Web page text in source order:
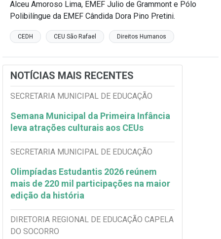
Alceu Amoroso Lima, EMEF Julio de Grammont e Pólo
Polibilíngue da EMEF Cândida Dora Pino Pretini.
CEDH CEU São Rafael Direitos Humanos
NOTÍCIAS MAIS RECENTES
SECRETARIA MUNICIPAL DE EDUCAÇÃO
Semana Municipal da Primeira Infância
leva atrações culturais aos CEUs
SECRETARIA MUNICIPAL DE EDUCAÇÃO
Olimpíadas Estudantis 2026 reúnem
mais de 220 mil participações na maior
edição da história
DIRETORIA REGIONAL DE EDUCAÇÃO CAPELA
DO SOCORRO